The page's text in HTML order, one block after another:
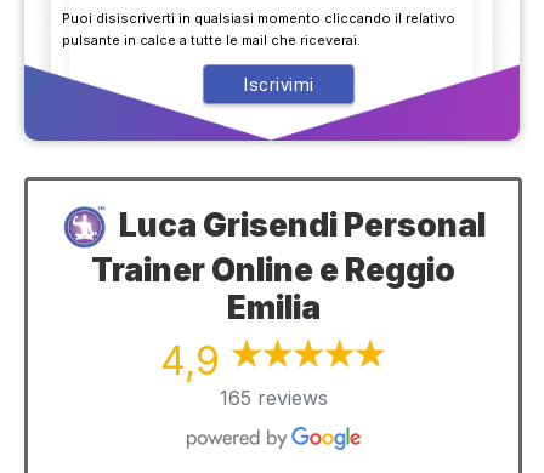
Puoi disiscriverti in qualsiasi momento cliccando il relativo
pulsante in calce a tutte le mail che riceverai.
Luca Grisendi Personal
Trainer Online e Reggio
Emilia
4,9
165 reviews